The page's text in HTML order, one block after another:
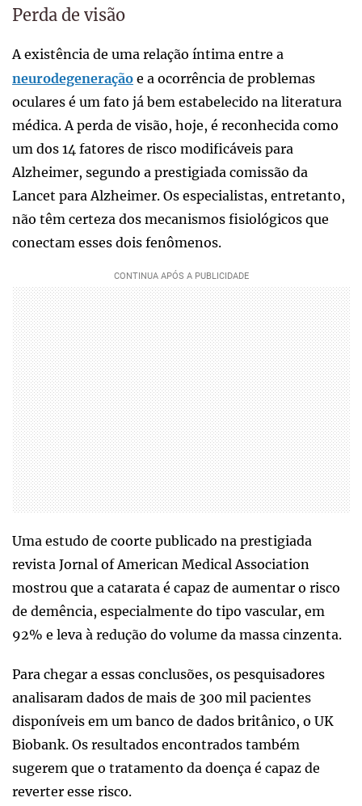
Perda de visão
A existência de uma relação íntima entre a
neurodegeneração e a ocorrência de problemas
oculares é um fato já bem estabelecido na literatura
médica. A perda de visão, hoje, é reconhecida como
um dos 14 fatores de risco modificáveis para
Alzheimer, segundo a prestigiada comissão da
Lancet para Alzheimer. Os especialistas, entretanto,
não têm certeza dos mecanismos fisiológicos que
conectam esses dois fenômenos.
Uma estudo de coorte publicado na prestigiada
revista Jornal of American Medical Association
mostrou que a catarata é capaz de aumentar o risco
de demência, especialmente do tipo vascular, em
92% e leva à redução do volume da massa cinzenta.
Para chegar a essas conclusões, os pesquisadores
analisaram dados de mais de 300 mil pacientes
disponíveis em um banco de dados britânico, o UK
Biobank. Os resultados encontrados também
sugerem que o tratamento da doença é capaz de
reverter esse risco.